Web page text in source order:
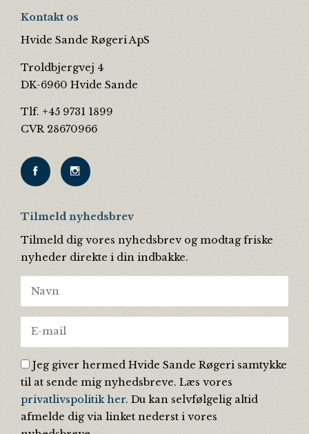
Kontakt os
Hvide Sande Røgeri ApS
Troldbjergvej 4
DK-6960 Hvide Sande
Tlf. +45 9731 1899
CVR 28670966
Tilmeld nyhedsbrev
Tilmeld dig vores nyhedsbrev og modtag friske
nyheder direkte i din indbakke.
Jeg giver hermed Hvide Sande Røgeri samtykke
til at sende mig nyhedsbreve. Læs vores
privatlivspolitik her. Du kan selvfølgelig altid
afmelde dig via linket nederst i vores